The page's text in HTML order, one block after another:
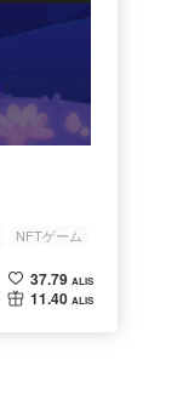
NFTゲーム
37.79 ALIS
11.40 ALIS